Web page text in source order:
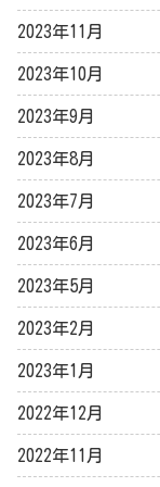
2023年11月
2023年10月
2023年9月
2023年8月
2023年7月
2023年6月
2023年5月
2023年2月
2023年1月
2022年12月
2022年11月